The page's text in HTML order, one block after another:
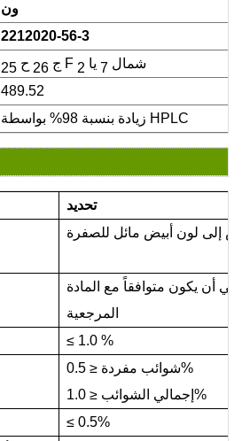
ون
2212020-56-3
ج 26 ح 25 F 2 شمال 7 يا
489.52
زيادة بنسبة 98% بواسطة HPLC
تحديد
إلى لون أبيض مائل للصفرة
أن يكون متوافقاً مع المادة
المرجعية
≤ 1.0 %
شوائب مفردة ≤
0.5%
إجمالي الشوائب ≤
1.0%
≤ 0.5%